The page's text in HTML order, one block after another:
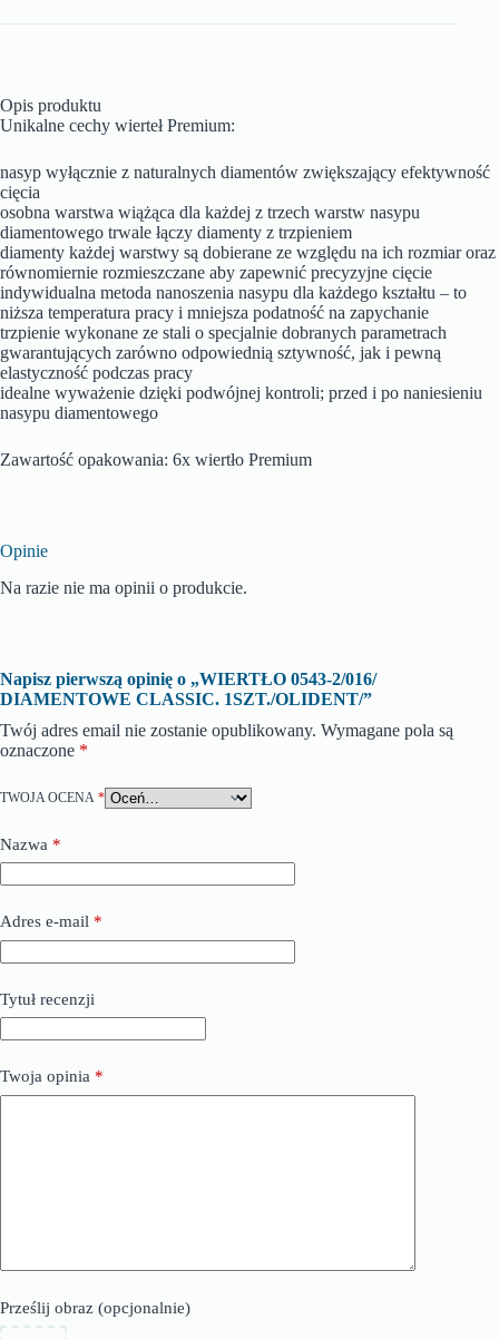
Opis produktu
Unikalne cechy wierteł Premium:
nasyp wyłącznie z naturalnych diamentów zwiększający efektywność
cięcia
osobna warstwa wiążąca dla każdej z trzech warstw nasypu
diamentowego trwale łączy diamenty z trzpieniem
diamenty każdej warstwy są dobierane ze względu na ich rozmiar oraz
równomiernie rozmieszczane aby zapewnić precyzyjne cięcie
indywidualna metoda nanoszenia nasypu dla każdego kształtu – to
niższa temperatura pracy i mniejsza podatność na zapychanie
trzpienie wykonane ze stali o specjalnie dobranych parametrach
gwarantujących zarówno odpowiednią sztywność, jak i pewną
elastyczność podczas pracy
idealne wyważenie dzięki podwójnej kontroli; przed i po naniesieniu
nasypu diamentowego
Zawartość opakowania: 6x wiertło Premium
Opinie
Na razie nie ma opinii o produkcie.
Napisz pierwszą opinię o „WIERTŁO 0543-2/016/
DIAMENTOWE CLASSIC. 1SZT./OLIDENT/”
Twój adres email nie zostanie opublikowany. Wymagane pola są
oznaczone *
TWOJA OCENA *
Nazwa *
Adres e-mail *
Tytuł recenzji
Twoja opinia *
Prześlij obraz (opcjonalnie)